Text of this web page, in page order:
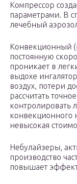
Компрессор
параметрами. В
лечебный
Конвекционный
постоянную
проникает в
выдохе
воздух, потери
рассчитать
контролировать
конвекционного
невысокая
Небулайзеры,
производство
повышает